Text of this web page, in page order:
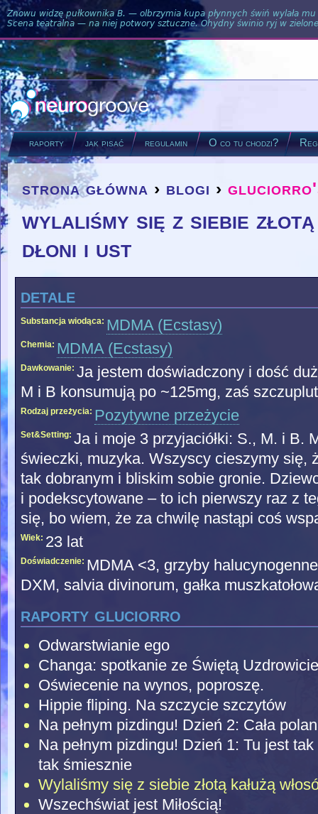
Znowu widzę pułkownika B. — olbrzymia kupa płynnych świń wylała
Scena teatralna — na niej potwory sztuczne. Ohydny świnio ryj w
raporty jak pisać regulamin O co tu chodzi?
you are here
strona główna › blogi ›
wylaliśmy się z siebie
dłoni i ust
detale
Substancja wiodąca: MDMA (Ecstasy)
Chemia: MDMA (Ecstasy)
Dawkowanie: Ja jestem doświadczony i dość
M i B konsumują po ~125mg, zaś
Rodzaj przeżycia: Pozytywne przeżycie
Set&Setting: Ja i moje 3 przyjaciółki: S., M. i B.
świeczki, muzyka. Wszyscy cieszymy się,
tak dobranym i bliskim sobie gronie.
i podekscytowane – to ich pierwszy raz z
się, bo wiem, że za chwilę nastąpi coś
Wiek: 23 lat
Doświadczenie: MDMA <3, grzyby
DXM, salvia divinorum, gałka
raporty gluciorro
Odwarstwianie ego
Changa: spotkanie ze Świętą
Oświecenie na wynos, poproszę.
Hippie fliping. Na szczycie szczytów
Na pełnym pizdingu! Dzień 2: Cała
Na pełnym pizdingu! Dzień 1: Tu jest
tak śmiesznie
Wylaliśmy się z siebie złotą kałużą
Wszechświat jest Miłością!